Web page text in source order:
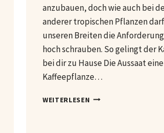
anzubauen, doch wie auch bei
anderer tropischen Pflanzen
unseren Breiten die
hoch schrauben. So gelingt der
bei dir zu Hause Die Aussaat
Kaffeepflanze…
WEITERLESEN ZU